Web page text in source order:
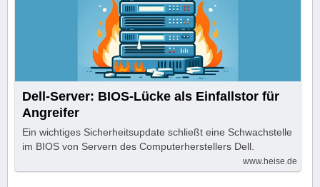
Dell-Server: BIOS-Lücke als Einfallstor für
Angreifer
Ein wichtiges Sicherheitsupdate schließt eine Schwachstelle
im BIOS von Servern des Computerherstellers Dell.
www.heise.de